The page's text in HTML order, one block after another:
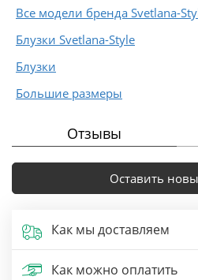
Все модели бренда Svetlana-
Блузки Svetlana-Style
Блузки
Большие размеры
Отзывы
Оставить
Как мы доставляем
Как можно оплатить